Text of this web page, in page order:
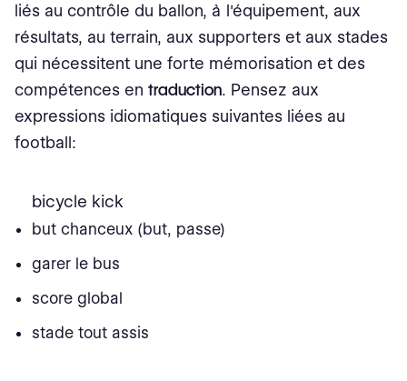
liés au contrôle du ballon, à l'équipement, aux
résultats, au terrain, aux supporters et aux stades
qui nécessitent une forte mémorisation et des
compétences en traduction. Pensez aux
expressions idiomatiques suivantes liées au
football:
bicycle kick
but chanceux (but, passe)
garer le bus
score global
stade tout assis